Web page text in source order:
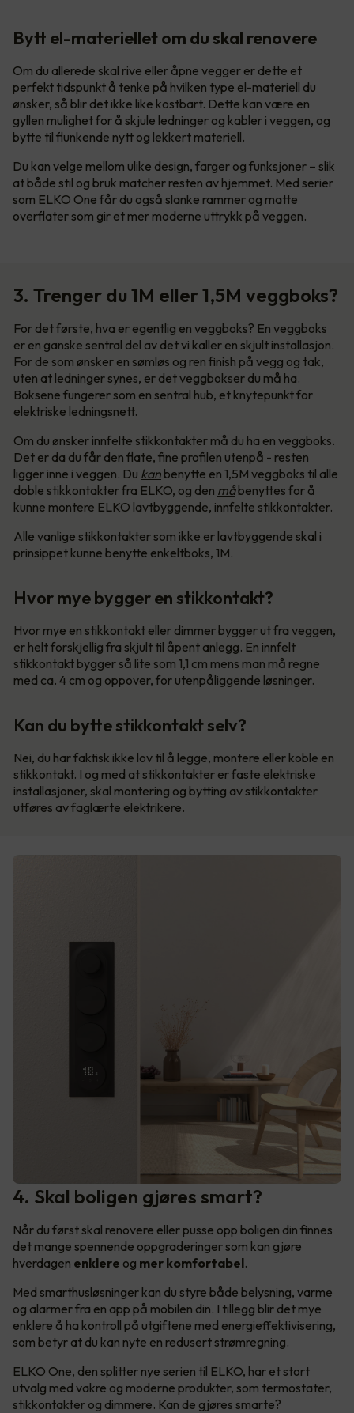
Bytt el-materiellet om du skal renovere
Om du allerede skal rive eller åpne vegger er dette et
perfekt tidspunkt å tenke på hvilken type el-materiell du
ønsker, så blir det ikke like kostbart. Dette kan være en
gyllen mulighet for å skjule ledninger og kabler i veggen, og
bytte til flunkende nytt og lekkert materiell.
Du kan velge mellom ulike design, farger og funksjoner – slik
at både stil og bruk matcher resten av hjemmet. Med serier
som ELKO One får du også slanke rammer og matte
overflater som gir et mer moderne uttrykk på veggen.
3. Trenger du 1M eller 1,5M veggboks?
For det første, hva er egentlig en veggboks? En veggboks
er en ganske sentral del av det vi kaller en skjult installasjon.
For de som ønsker en sømløs og ren finish på vegg og tak,
uten at ledninger synes, er det veggbokser du må ha.
Boksene fungerer som en sentral hub, et knytepunkt for
elektriske ledningsnett.
Om du ønsker innfelte stikkontakter må du ha en veggboks.
Det er da du får den flate, fine profilen utenpå - resten
ligger inne i veggen. Du kanbenytte en 1,5M veggboks til alle
doble stikkontakter fra ELKO, og den måbenyttes for å
kunne montere ELKO lavtbyggende, innfelte stikkontakter.
Alle vanlige stikkontakter som ikke er lavtbyggende skal i
prinsippet kunne benytte enkeltboks, 1M.
Hvor mye bygger en stikkontakt?
Hvor mye en stikkontakt eller dimmer bygger ut fra veggen,
er helt forskjellig fra skjult til åpent anlegg. En innfelt
stikkontakt bygger så lite som 1,1 cm mens man må regne
med ca. 4 cm og oppover, for utenpåliggende løsninger.
Kan du bytte stikkontakt selv?
Nei, du har faktisk ikke lov til å legge, montere eller koble en
stikkontakt. I og med at stikkontakter er faste elektriske
installasjoner, skal montering og bytting av stikkontakter
utføres av faglærte elektrikere.
4. Skal boligen gjøres smart?
Når du først skal renovere eller pusse opp boligen din finnes
det mange spennende oppgraderinger som kan gjøre
hverdagen enklere og mer komfortabel.
Med smarthusløsninger kan du styre både belysning, varme
og alarmer fra en app på mobilen din. I tillegg blir det mye
enklere å ha kontroll på utgiftene med energieffektivisering,
som betyr at du kan nyte en redusert strømregning.
ELKO One, den splitter nye serien til ELKO, har et stort
utvalg med vakre og moderne produkter, som termostater,
stikkontakter og dimmere. Kan de gjøres smarte?